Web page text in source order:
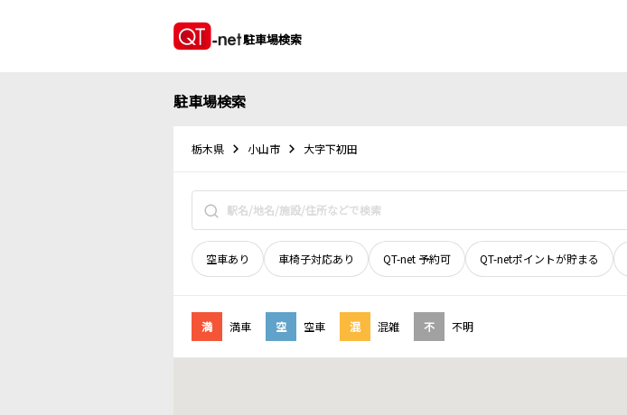
駐車場検索
駐車場検索
栃木県 小山市 大字下初田
空車あり 車椅子対応あり QT-net 予約可 QT-netポイントが貯まる
満 満車 空 空車 混 混雑 不 不明